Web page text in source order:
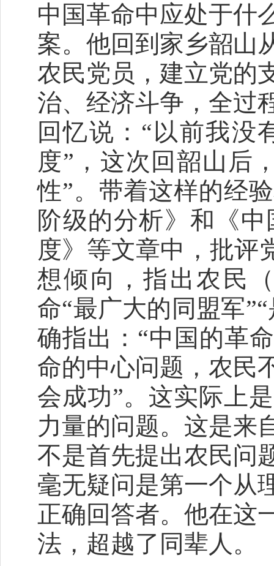
中国革命中应处于什
案。他回到家乡韶山
农民党员，建立党的
治、经济斗争，全过
回忆说：“以前我没
度”，这次回韶山后
性”。带着这样的经
阶级的分析》和《
度》等文章中，批评
想倾向，指出农民
命“最广大的同盟军
确指出：“中国的革
命的中心问题，农民
会成功”。这实际上
力量的问题。这是来
不是首先提出农民问
毫无疑问是第一个从
正确回答者。他在这
法，超越了同辈人。